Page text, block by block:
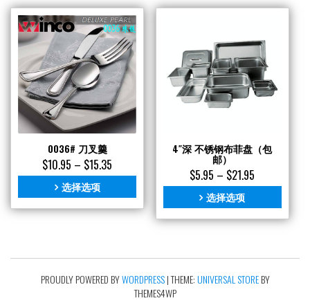
0036# 刀叉羹
$10.95 – $15.35
选择选项
4″深 不锈钢布菲盘（包
邮）
$5.95 – $21.95
选择选项
PROUDLY POWERED BYWORDPRESS |THEME:UNIVERSAL STOREBY
THEMES4WP